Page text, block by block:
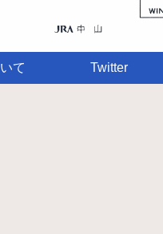
て Twitter